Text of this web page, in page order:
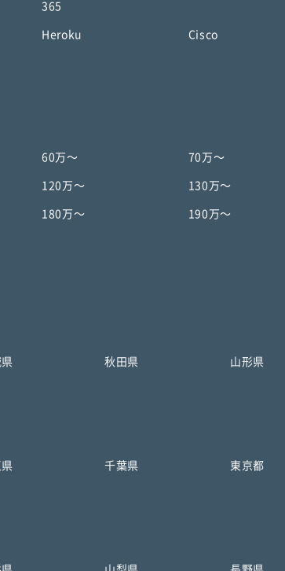
365
Heroku Cisco
60万〜 70万〜
120万〜 130万〜
180万〜 190万〜
秋田県 山形県
千葉県 東京都